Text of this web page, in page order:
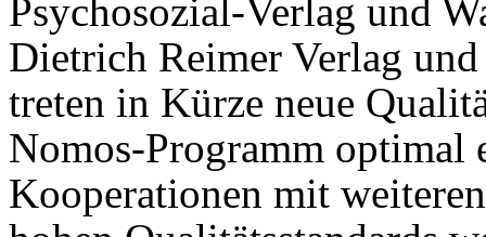
Psychosozial-Verlag und
Dietrich Reimer Verlag
treten in Kürze neue
Nomos-Programm optimal
Kooperationen mit